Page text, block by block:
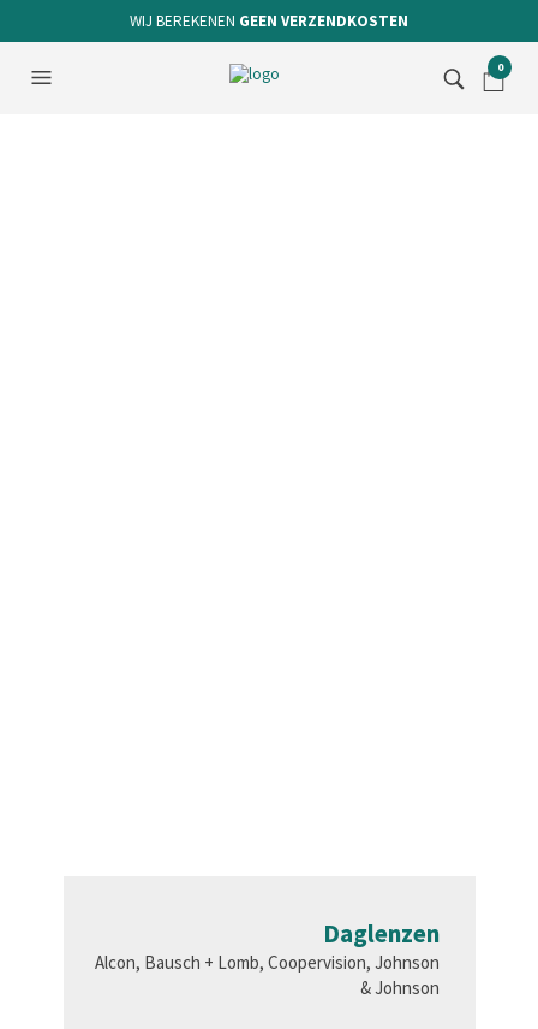
WIJ BEREKENEN GEEN VERZENDKOSTEN
0
Daglenzen
Alcon, Bausch + Lomb, Coopervision, Johnson
& Johnson